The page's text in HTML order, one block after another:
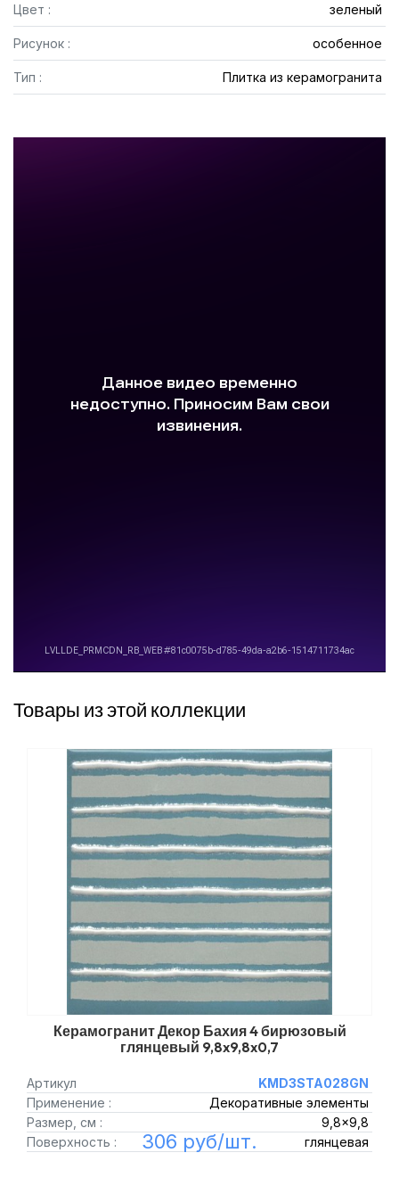
Цвет : зеленый
Рисунок : особенное
Тип : Плитка из керамогранита
Товары из этой коллекции
Керамогранит Декор Бахия 4 бирюзовый
глянцевый 9,8x9,8x0,7
Артикул
KMD3STA028GN
Применение :
Декоративные элементы
Размер, см :
9,8x9,8
Поверхность :
глянцевая
306 руб/шт.